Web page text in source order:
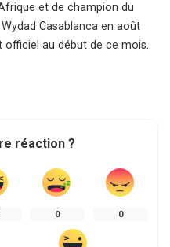
et de champion du
Casablanca en août
au début de ce mois.
réaction ?
0 0